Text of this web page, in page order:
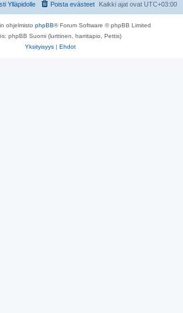
Kaikki ajat ovat UTC+03:00
Poista evästeet
Ylläpidolle
ohjelmisto phpBB® Forum Software © phpBB Limited
phpBB Suomi (lurttinen, harritapio, Pettis)
Yksityisyys | Ehdot